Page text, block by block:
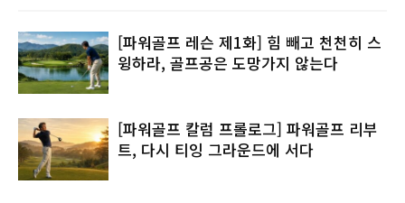
[파워골프 레슨 제1화] 힘 빼고 천천히 스
윙하라, 골프공은 도망가지 않는다
[파워골프 칼럼 프롤로그] 파워골프 리부
트, 다시 티잉 그라운드에 서다